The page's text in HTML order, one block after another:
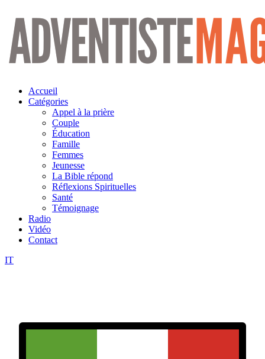
Aller
contenu
Accueil
Catégories
Appel à la prière
Couple
Éducation
Famille
Femmes
Jeunesse
La Bible répond
Réflexions Spirituelles
Santé
Témoignage
Radio
Vidéo
Contact
IT